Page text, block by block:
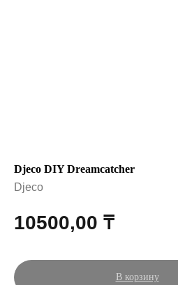
Djeco DIY Dreamcatcher
Djeco
10500,00 ₸
В корзину